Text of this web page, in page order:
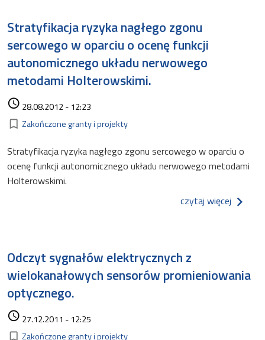
Stratyfikacja ryzyka nagłego zgonu
sercowego w oparciu o ocenę funkcji
autonomicznego układu nerwowego
metodami Holterowskimi.
access_time 28.08.2012 - 12:23
bookmark_border Kategorie
Zakończone granty i projekty
Stratyfikacja ryzyka nagłego zgonu sercowego w oparciu o
ocenę funkcji autonomicznego układu nerwowego metodami
Holterowskimi.
czytaj więcej o
Odczyt sygnałów elektrycznych z
wielokanałowych sensorów promieniowania
optycznego.
access_time 27.12.2011 - 12:25
bookmark_border Kategorie
Zakończone granty i projekty